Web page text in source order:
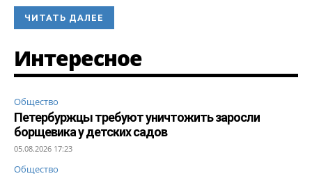
ЧИТАТЬ ДАЛЕЕ
Интересное
Общество
Петербуржцы требуют уничтожить заросли
борщевика у детских садов
05.08.2026 17:23
Общество